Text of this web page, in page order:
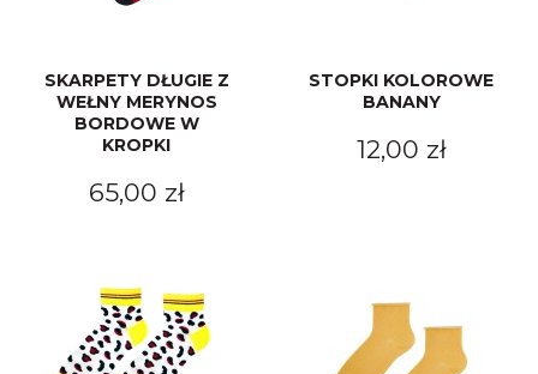
SKARPETY DŁUGIE Z
WEŁNY MERYNOS
BORDOWE W
KROPKI
65,00 zł
STOPKI KOLOROWE
BANANY
12,00 zł